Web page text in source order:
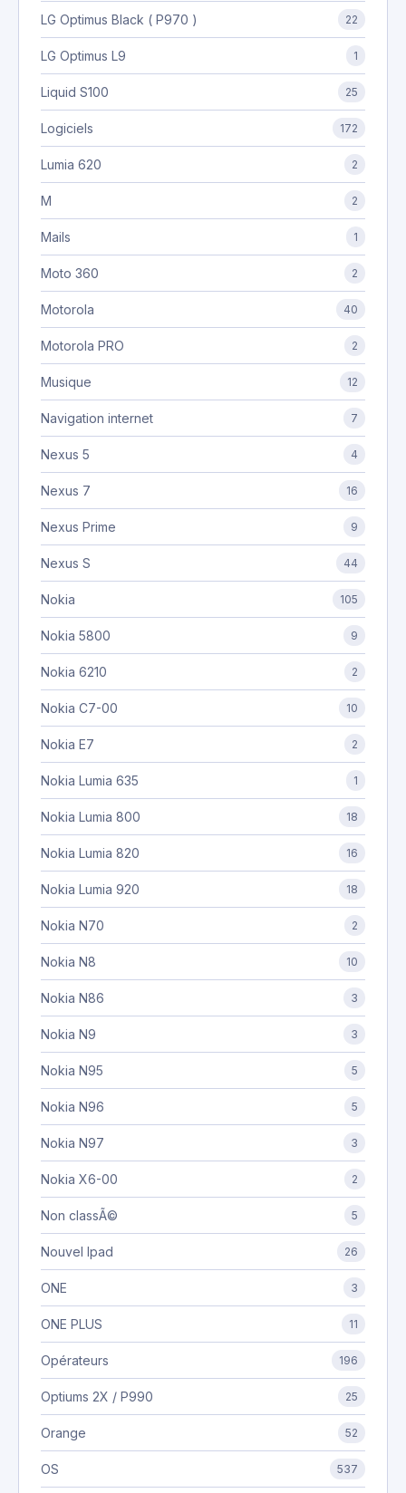
LG Optimus Black ( P970 ) 22
LG Optimus L9 1
Liquid S100 25
Logiciels 172
Lumia 620 2
M 2
Mails 1
Moto 360 2
Motorola 40
Motorola PRO 2
Musique 12
Navigation internet 7
Nexus 5 4
Nexus 7 16
Nexus Prime 9
Nexus S 44
Nokia 105
Nokia 5800 9
Nokia 6210 2
Nokia C7-00 10
Nokia E7 2
Nokia Lumia 635 1
Nokia Lumia 800 18
Nokia Lumia 820 16
Nokia Lumia 920 18
Nokia N70 2
Nokia N8 10
Nokia N86 3
Nokia N9 3
Nokia N95 5
Nokia N96 5
Nokia N97 3
Nokia X6-00 2
Non classÃ© 5
Nouvel Ipad 26
ONE 3
ONE PLUS 11
Opérateurs 196
Optiums 2X / P990 25
Orange 52
OS 537